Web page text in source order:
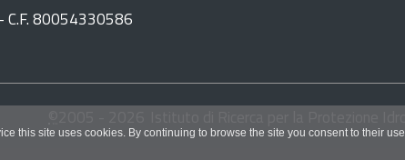
this site uses cookies. By continuing to browse the site you consent to their use.
C.F. 80054330586